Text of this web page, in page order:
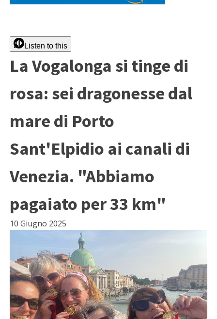
Listen to this
La Vogalonga si tinge di
rosa: sei dragonesse dal
mare di Porto
Sant'Elpidio ai canali di
Venezia. "Abbiamo
pagaiato per 33 km"
10 Giugno 2025